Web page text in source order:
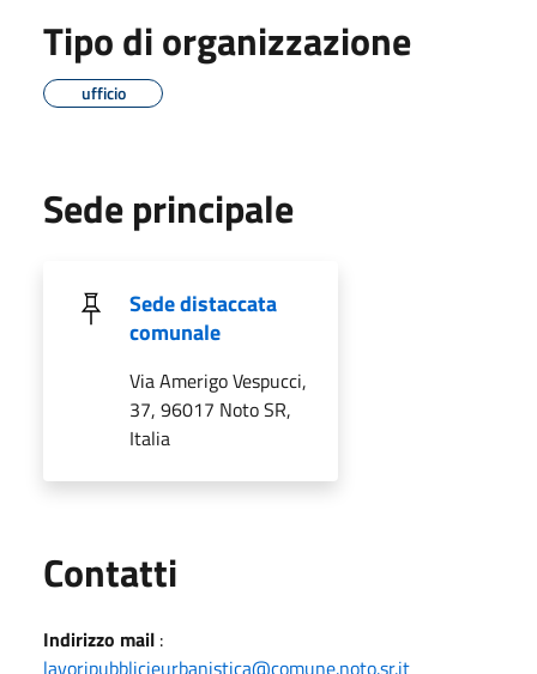
Tipo di organizzazione
ufficio
Sede principale
Sede distaccata
comunale
Via Amerigo Vespucci,
37, 96017 Noto SR,
Italia
Contatti
Indirizzo mail :
lavoripubblicieurbanistica@comune.noto.sr.it